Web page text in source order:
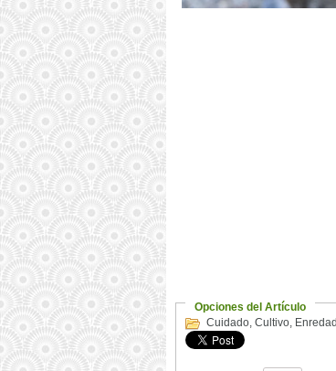
Opciones del Artículo
Cuidado Cultivo